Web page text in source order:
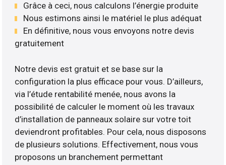
Grâce à ceci, nous calculons l’énergie produite
Nous estimons ainsi le matériel le plus adéquat
En définitive, nous vous envoyons notre devis
gratuitement
Notre devis est gratuit et se base sur la
configuration la plus efficace pour vous. D’ailleurs,
via l’étude rentabilité menée, nous avons la
possibilité de calculer le moment où les travaux
d’installation de panneaux solaire sur votre toit
deviendront profitables. Pour cela, nous disposons
de plusieurs solutions. Effectivement, nous vous
proposons un branchement permettant